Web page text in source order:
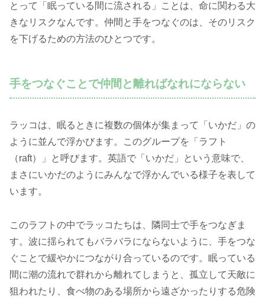
とって「眠っている間に流される」ことは、命に関わる大
きなリスクなんです。仲間と手をつなぐのは、そのリスク
を下げるための方法のひとつです。
手をつなぐことで仲間と離ればなれにならない
ラッコは、眠るときに複数の個体が集まって「いかだ」の
ように並んで浮かびます。このグループを「ラフト
（raft）」と呼びます。英語で「いかだ」という意味で、
まさにいかだのようにみんなで浮かんでいる様子を表して
います。
このラフトの中でラッコたちは、隣同士で手をつなぎま
す。波に揺られてもバラバラにならないように、手をつな
ぐことで緩やかにつながり合っているのです。眠っている
間に潮の流れで群れから離れてしまうと、孤立して天敵に
狙われたり、食べ物のある場所から遠ざかったりする危険